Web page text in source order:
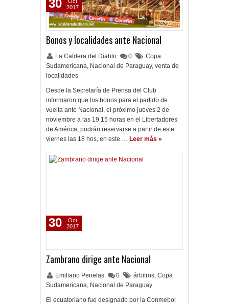
Bonos y localidades ante Nacional
La Caldera del Diablo 0
Copa
Sudamericana, Nacional de Paraguay, venta de
localidades
Desde la Secretaría de Prensa del Club
informaron que los bonos para el partido de
vuelta ante Nacional, el próximo jueves 2 de
noviembre a las 19.15 horas en el Libertadores
de América, podrán reservarse a partir de este
viernes las 18 hos, en este … Leer más »
30
2017
Zambrano dirige ante Nacional
Emiliano Penelas 0 árbitros, Copa
Sudamericana, Nacional de Paraguay
El ecuatoriano fue designado por la Conmebol
30
Oct
2017